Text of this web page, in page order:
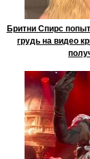
Бритни Спирс
грудь на видео